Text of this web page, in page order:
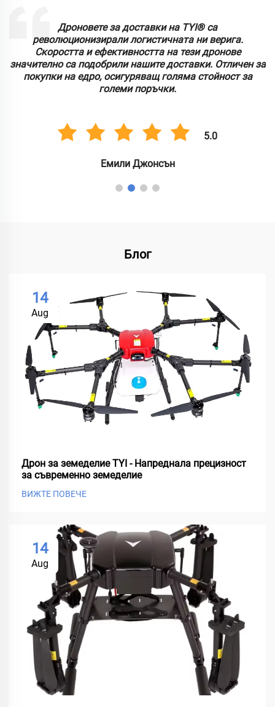
Дроновете за доставки на TYI® са
революционизирали логистичната ни верига.
Скоростта и ефективността на тези дронове
значително са подобрили нашите доставки. Отличен за
покупки на едро, осигуряващ голяма стойност за
големи поръчки.
5.0
Емили Джонсън
Блог
14
Aug
Дрон за земеделие TYI - Напреднала прецизност
за съвременно земеделие
ВИЖТЕ ПОВЕЧЕ
14
Aug